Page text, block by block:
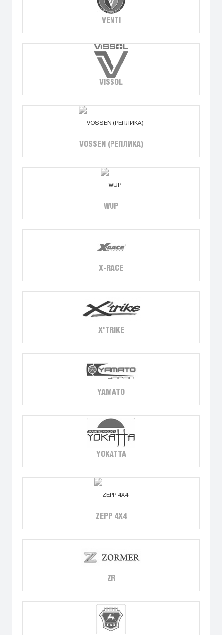
VENTI
VISSOL
VOSSEN (РЕПЛИКА)
WUP
X-RACE
X'TRIKE
YAMATO
YOKATTA
ZEPP 4X4
ZR